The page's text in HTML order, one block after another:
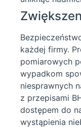
każdej firmy.
pomiarowych
wypadkom
niesprawnych
z przepisami
dostępem do
wystąpienia